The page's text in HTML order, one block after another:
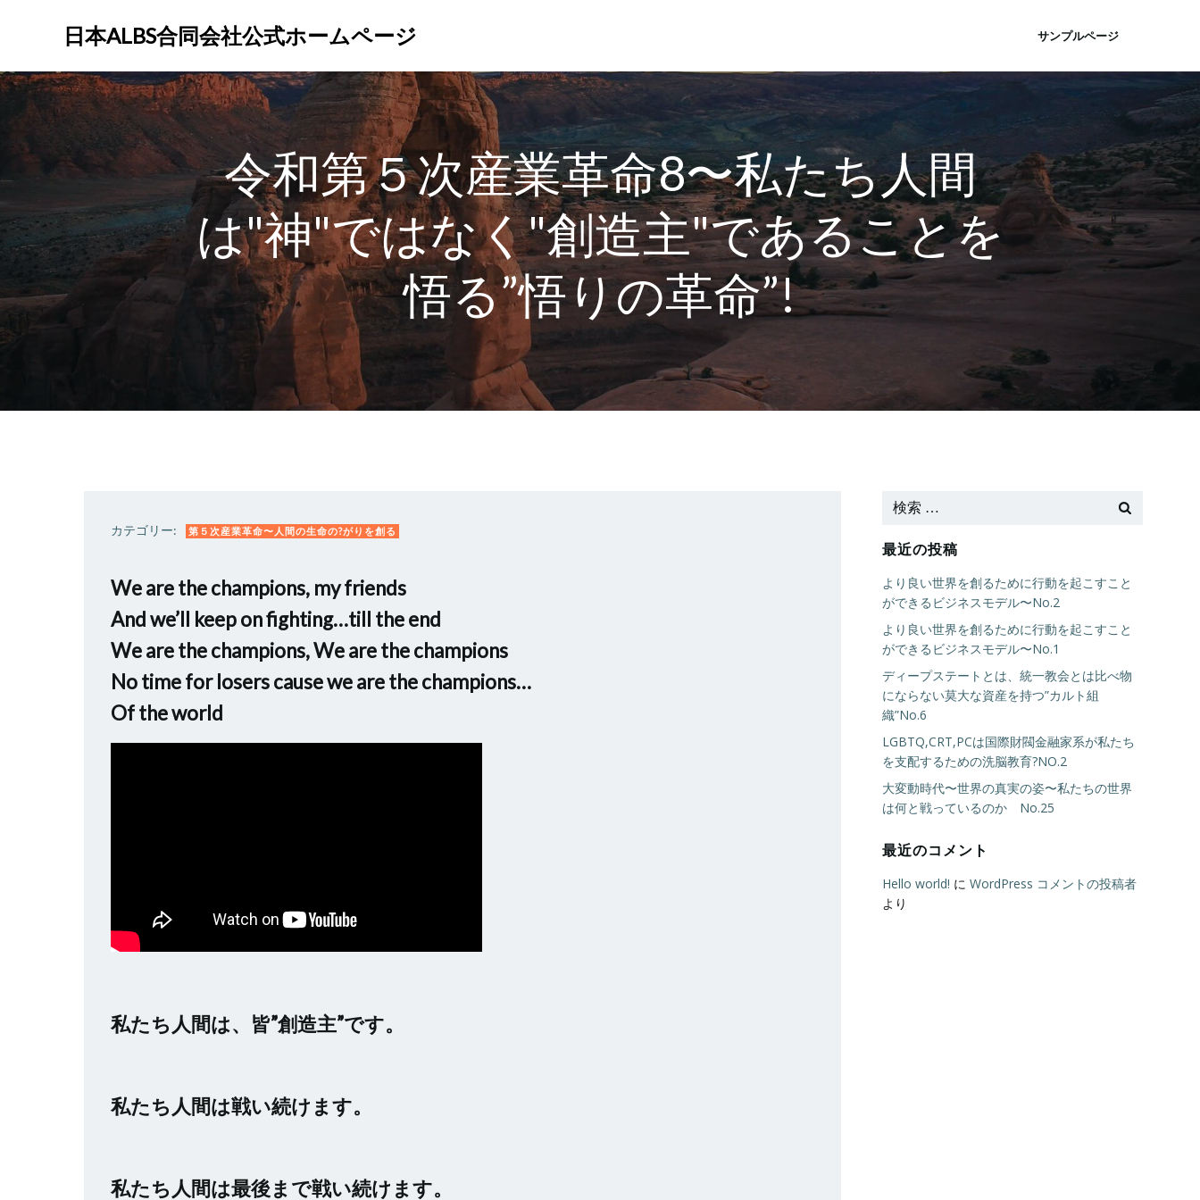
ン
ツ
ッ
日本ALBS合同会社公式ホームページ サンプルページ
令和第５次産業革命8〜私たち人間
は"神"ではなく"創造主"であることを
悟る”悟りの革命”!
カテゴリー: 第５次産業革命〜人間の生命の?がりを創る
We are the champions, my friends
And we’ll keep on fighting…till the end
We are the champions, We are the champions
No time for losers cause we are the champions…
Of the world
私たち人間は、皆”創造主”です。
私たち人間は戦い続けます。
私たち人間は最後まで戦い続けます。
最近の投稿
より良い世界を創るために行動を起こすこと
ができるビジネスモデル〜No.2
より良い世界を創るために行動を起こすこと
ができるビジネスモデル〜No.1
ディープステートとは、統一教会とは比べ物
にならない莫大な資産を持つ”カルト組
織”No.6
LGBTQ,CRT,PCは国際財閥金融家系が私たち
を支配するための洗脳教育?NO.2
大変動時代〜世界の真実の姿〜私たちの世界
は何と戦っているのか No.25
最近のコメント
Hello world! に WordPress コメントの投稿者
より